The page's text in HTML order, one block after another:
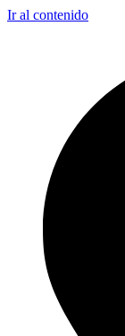
Ir al contenido